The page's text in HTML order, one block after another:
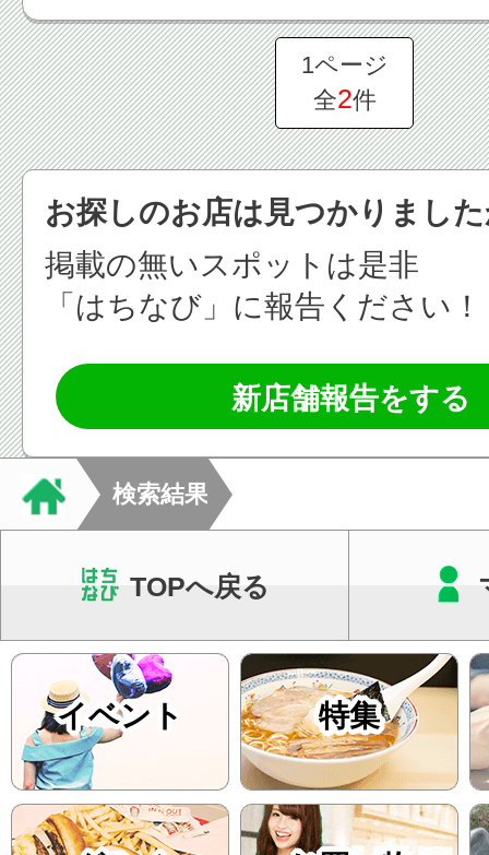
1ページ
全2件
お探しのお店は見つかりまし
掲載の無いスポットは是非
「はちなび」に報告ください！
新店舗報告をする
検索結果
TOPへ戻る
イベント 特集